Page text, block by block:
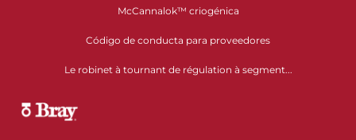
McCannalok™ criogénica
Código de conducta para proveedores
Le robinet à tournant de régulation à segment...